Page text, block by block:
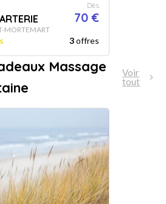
Dès
70 €
MORTEMART
3offres
Massage
Voir
tout